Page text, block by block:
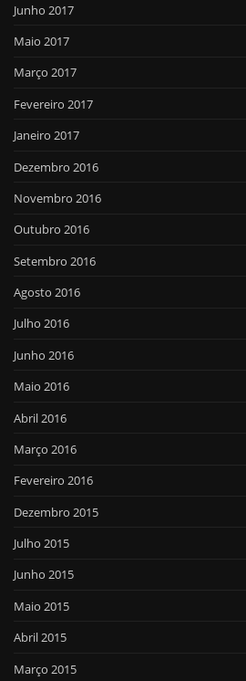
Junho 2017
Maio 2017
Março 2017
Fevereiro 2017
Janeiro 2017
Dezembro 2016
Novembro 2016
Outubro 2016
Setembro 2016
Agosto 2016
Julho 2016
Junho 2016
Maio 2016
Abril 2016
Março 2016
Fevereiro 2016
Dezembro 2015
Julho 2015
Junho 2015
Maio 2015
Abril 2015
Março 2015